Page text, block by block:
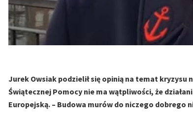
Jurek Owsiak podzielił się opinią na temat
Świątecznej Pomocy nie ma wątpliwości, że
Europejską. – Budowa murów do niczego dobrego